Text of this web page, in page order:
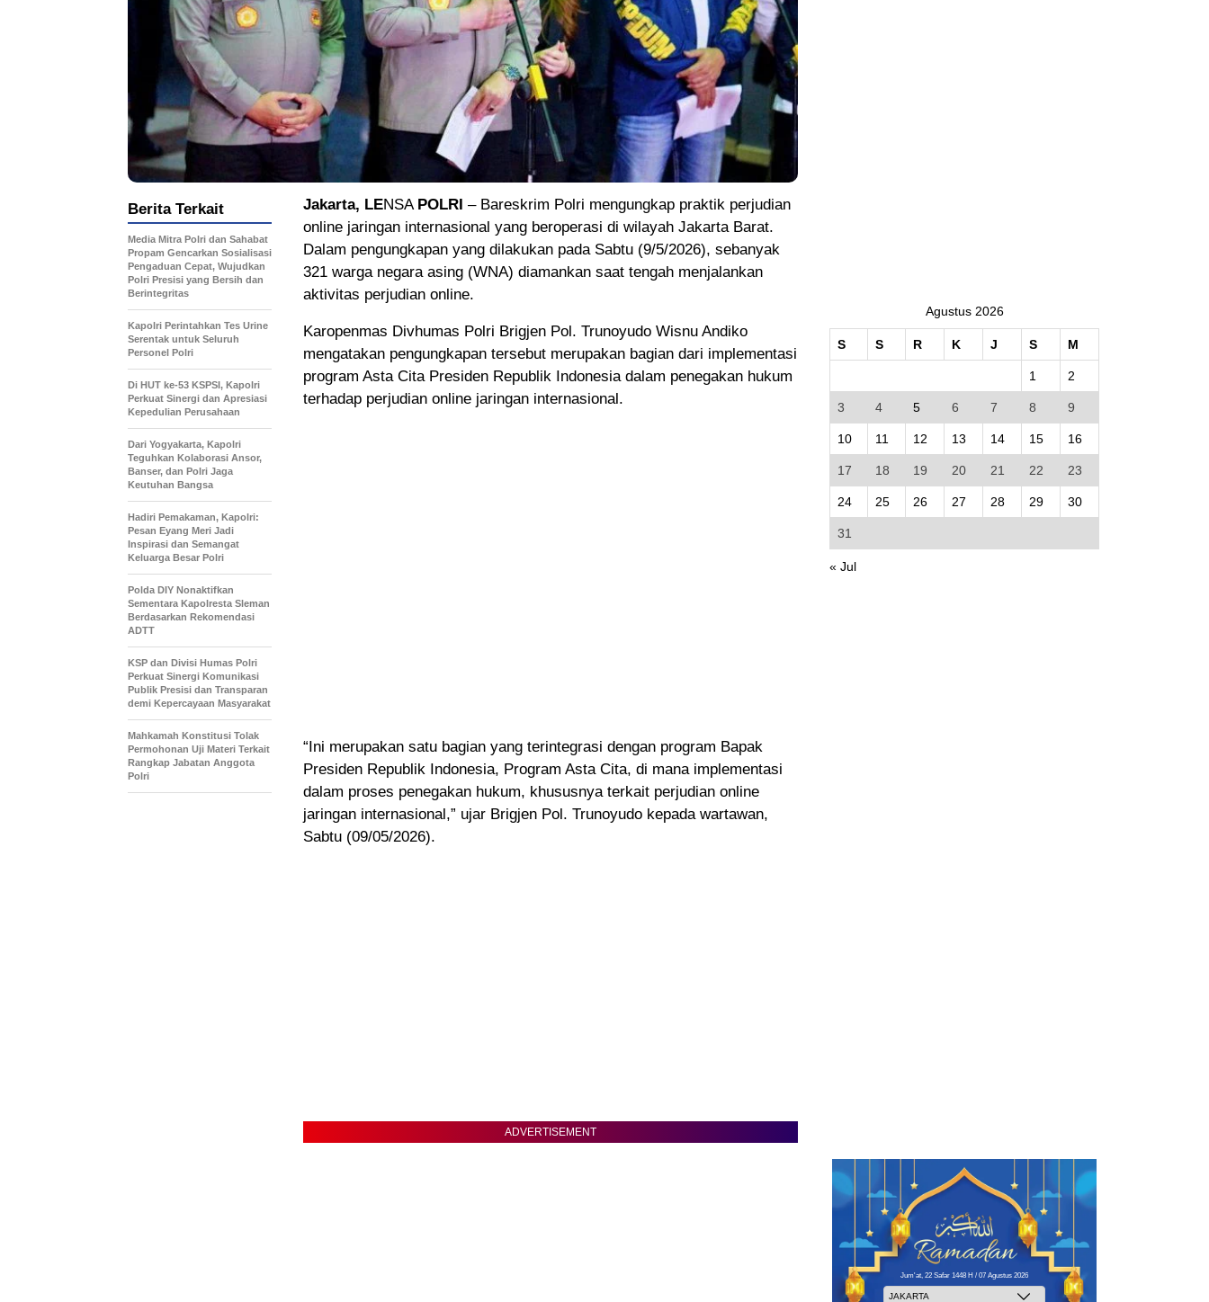
Jakarta, LENSA POLRI – Bareskrim Polri mengungkap praktik perjudian
online jaringan internasional yang beroperasi di wilayah Jakarta Barat.
Dalam pengungkapan yang dilakukan pada Sabtu (9/5/2026), sebanyak
321 warga negara asing (WNA) diamankan saat tengah menjalankan
aktivitas perjudian online.
Karopenmas Divhumas Polri Brigjen Pol. Trunoyudo Wisnu Andiko
mengatakan pengungkapan tersebut merupakan bagian dari implementasi
program Asta Cita Presiden Republik Indonesia dalam penegakan hukum
terhadap perjudian online jaringan internasional.
“Ini merupakan satu bagian yang terintegrasi dengan program Bapak
Presiden Republik Indonesia, Program Asta Cita, di mana implementasi
dalam proses penegakan hukum, khususnya terkait perjudian online
jaringan internasional,” ujar Brigjen Pol. Trunoyudo kepada wartawan,
Sabtu (09/05/2026).
ADVERTISEMENT
Berita Terkait
Media Mitra Polri dan Sahabat
Propam Gencarkan Sosialisasi
Pengaduan Cepat, Wujudkan
Polri Presisi yang Bersih dan
Berintegritas
Kapolri Perintahkan Tes Urine
Serentak untuk Seluruh
Personel Polri
Di HUT ke-53 KSPSI, Kapolri
Perkuat Sinergi dan Apresiasi
Kepedulian Perusahaan
Dari Yogyakarta, Kapolri
Teguhkan Kolaborasi Ansor,
Banser, dan Polri Jaga
Keutuhan Bangsa
Hadiri Pemakaman, Kapolri:
Pesan Eyang Meri Jadi
Inspirasi dan Semangat
Keluarga Besar Polri
Polda DIY Nonaktifkan
Sementara Kapolresta Sleman
Berdasarkan Rekomendasi
ADTT
KSP dan Divisi Humas Polri
Perkuat Sinergi Komunikasi
Publik Presisi dan Transparan
demi Kepercayaan Masyarakat
Mahkamah Konstitusi Tolak
Permohonan Uji Materi Terkait
Rangkap Jabatan Anggota
Polri
Agustus 2026
S S R K J S M
1 2
3 4 5 6 7 8 9
10 11 12 13 14 15 16
17 18 19 20 21 22 23
24 25 26 27 28 29 30
31
« Jul
Jum'at, 22 Safar 1448 H / 07 Agustus 2026